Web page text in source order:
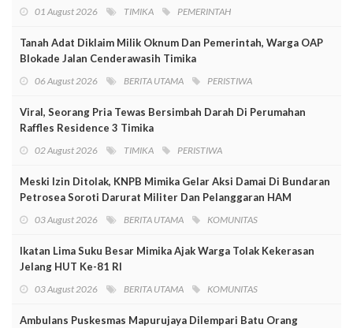
01 August 2026 TIMIKA PEMERINTAH
Tanah Adat Diklaim Milik Oknum Dan Pemerintah, Warga OAP
Blokade Jalan Cenderawasih Timika
06 August 2026 BERITA UTAMA PERISTIWA
Viral, Seorang Pria Tewas Bersimbah Darah Di Perumahan
Raffles Residence 3 Timika
02 August 2026 TIMIKA PERISTIWA
Meski Izin Ditolak, KNPB Mimika Gelar Aksi Damai Di Bundaran
Petrosea Soroti Darurat Militer Dan Pelanggaran HAM
03 August 2026 BERITA UTAMA KOMUNITAS
Ikatan Lima Suku Besar Mimika Ajak Warga Tolak Kekerasan
Jelang HUT Ke-81 RI
03 August 2026 BERITA UTAMA KOMUNITAS
Ambulans Puskesmas Mapurujaya Dilempari Batu Orang